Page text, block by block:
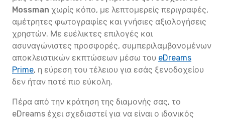
Mossman χωρίς κόπο, με λεπτομερείς περιγραφές,
αμέτρητες φωτογραφίες και γνήσιες αξιολογήσεις
χρηστών. Με ευέλικτες επιλογές και
ασυναγώνιστες προσφορές, συμπεριλαμβανομένων
αποκλειστικών εκπτώσεων μέσω του eDreams
Prime, η εύρεση του τέλειου για εσάς ξενοδοχείου
δεν ήταν ποτέ πιο εύκολη.
Πέρα από την κράτηση της διαμονής σας, το
eDreams έχει σχεδιαστεί για να είναι ο ιδανικός